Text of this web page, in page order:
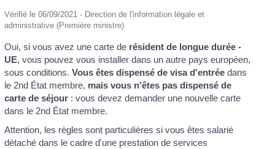
Vérifié le 06/09/2021 - Direction de l'information légale et
administrative (Première ministre)
Oui, si vous avez une carte de résident de longue durée -
UE, vous pouvez vous installer dans un autre pays européen,
sous conditions. Vous êtes dispensé de visa d'entréedans
le 2ndÉtat membre, mais vous n'êtes pas dispensé de
carte de séjour: vous devez demander une nouvelle carte
dans le 2ndÉtat membre.
Attention, les règles sont particulières si vous êtes salarié
détaché dans le cadre d'une prestation de services